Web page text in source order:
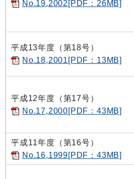
No.19,2002[PDF：26MB]
平成13年度（第18号）
No.18,2001[PDF：13MB]
平成12年度（第17号）
No.17,2000[PDF：43MB]
平成11年度（第16号）
No.16,1999[PDF：43MB]